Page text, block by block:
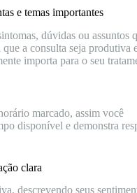
e temas importantes
dúvidas ou assuntos
que a consulta seja produtiva
importa para o seu
marcado, assim você
disponível e demonstra
clara
descrevendo seus